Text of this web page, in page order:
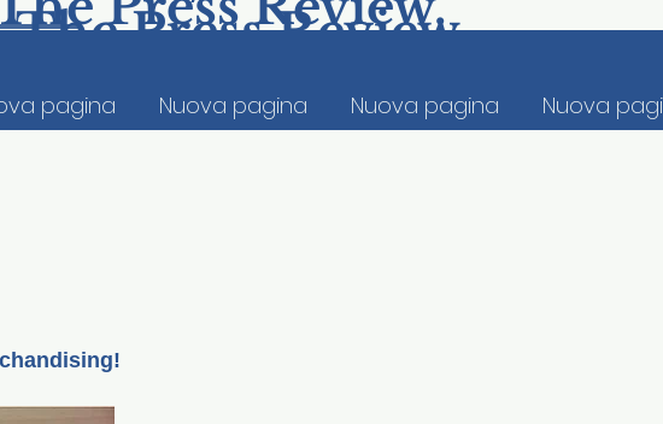
pagina Nuova pagina Nuova pagina Nuova
The Press Review.